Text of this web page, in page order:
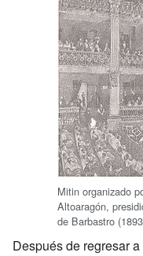
Mitin organizado
Altoaragón,
de Barbastro
Después de regresar